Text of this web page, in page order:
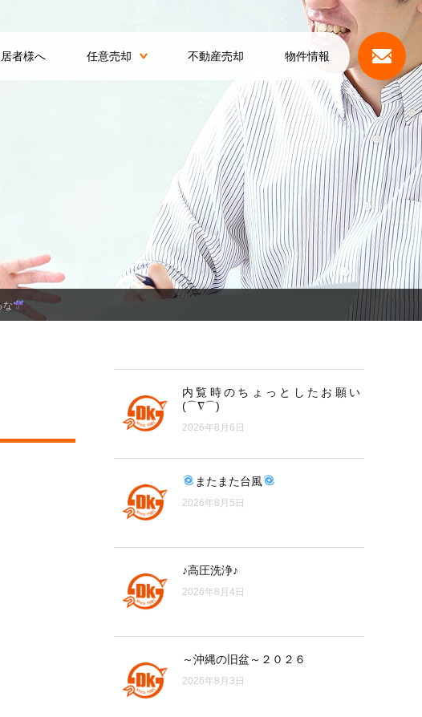
居者様へ 任意売却 不動産売却 物件情報
な
内覧時のちょっとしたお願い
(⌒∇⌒)
2026年8月6日
またまた台風
2026年8月5日
♪高圧洗浄♪
2026年8月4日
～沖縄の旧盆～２０２６
2026年8月3日